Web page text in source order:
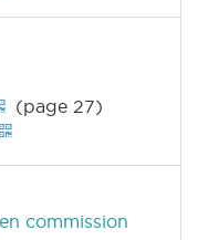
(page 27)
commission